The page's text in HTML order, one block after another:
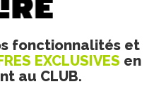
fonctionnalités et
EXCLUSIVES en
au CLUB.